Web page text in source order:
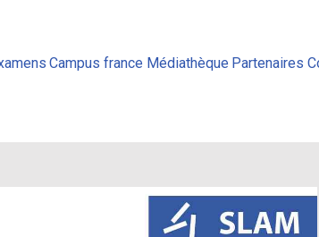
Campus france Médiathèque Partenaires